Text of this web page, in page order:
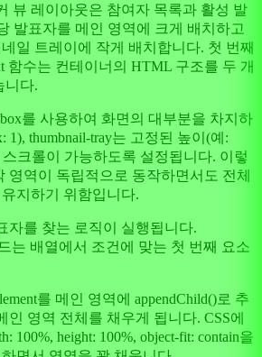
뷰 레이아웃은 참여자 목록과 활성 발
발표자를 메인 영역에 크게 배치하고
일 트레이에 작게 배치합니다. 첫 번째
함수는 컨테이너의 HTML 구조를 두 개
니다.
를 사용하여 화면의 대부분을 차지하
1), thumbnail-tray는 고정된 높이(예:
크롤이 가능하도록 설정됩니다. 이렇
영역이 독립적으로 동작하면서도 전체
지하기 위함입니다.
자를 찾는 로직이 실행됩니다.
는 배열에서 조건에 맞는 첫 번째 요소
를 메인 영역에 appendChild()로 추
인 영역 전체를 채우게 됩니다. CSS에
100%, height: 100%, object-fit: contain을